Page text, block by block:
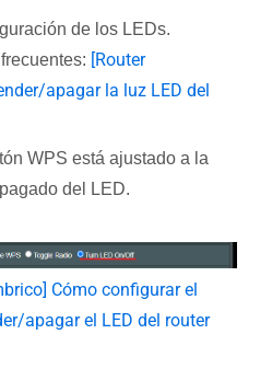
de los LEDs.
[Router
apagar la luz LED del
WPS está ajustado a la
del LED.
Cómo configurar el
apagar el LED del router